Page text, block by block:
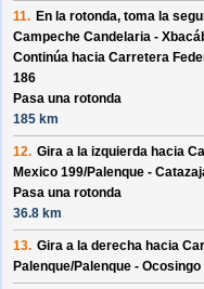
11. En la rotonda, toma la
Campeche Candelaria -
Continúa hacia Carretera
186
Pasa una rotonda
185 km
12. Gira a la izquierda hacia
Mexico 199/Palenque -
Pasa una rotonda
36.8 km
13. Gira a la derecha hacia
Palenque/Palenque - Ocosingo